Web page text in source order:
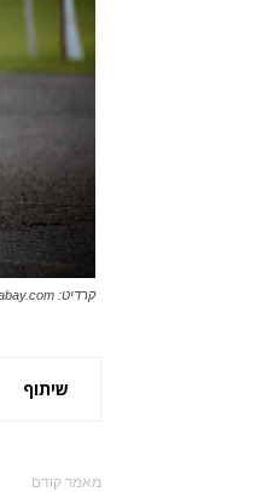
קרדיט: Pixabay.com
שיתוף
מאמר קודם